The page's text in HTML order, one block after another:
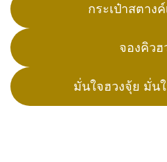
กระเป๋าสตาง
จองคิวฮ
มั่นใจฮวงจุ้ย มั่น